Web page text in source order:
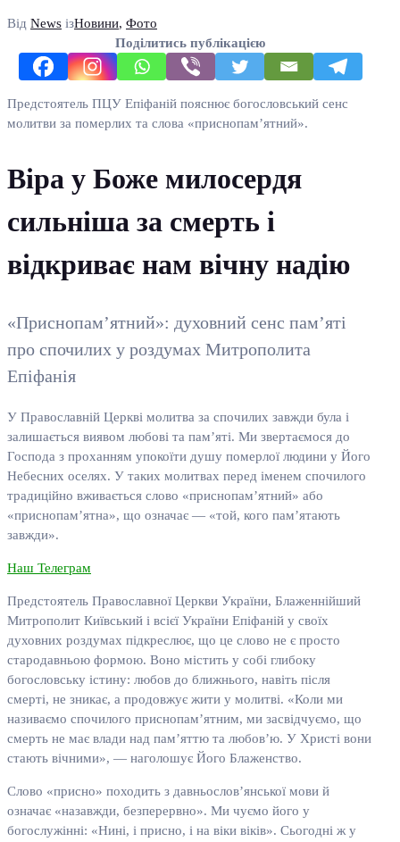
Від News ізНовини, Фото
Поділитись публікацією
Предстоятель ПЦУ Епіфаній пояснює богословський сенс
молитви за померлих та слова «приснопам’ятний».
Віра у Боже милосердя
сильніша за смерть і
відкриває нам вічну надію
«Приснопам’ятний»: духовний сенс пам’яті
про спочилих у роздумах Митрополита
Епіфанія
У Православній Церкві молитва за спочилих завжди була і
залишається виявом любові та пам’яті. Ми звертаємося до
Господа з проханням упокоїти душу померлої людини у Його
Небесних оселях. У таких молитвах перед іменем спочилого
традиційно вживається слово «приснопам’ятний» або
«приснопам’ятна», що означає — «той, кого пам’ятають
завжди».
Наш Телеграм
Предстоятель Православної Церкви України, Блаженнійший
Митрополит Київський і всієї України Епіфаній у своїх
духовних роздумах підкреслює, що це слово не є просто
стародавньою формою. Воно містить у собі глибоку
богословську істину: любов до ближнього, навіть після
смерті, не зникає, а продовжує жити у молитві. «Коли ми
називаємо спочилого приснопам’ятним, ми засвідчуємо, що
смерть не має влади над пам’яттю та любов’ю. У Христі вони
стають вічними», — наголошує Його Блаженство.
Слово «присно» походить з давньослов’янської мови й
означає «назавжди, безперервно». Ми чуємо його у
богослужінні: «Нині, і присно, і на віки віків». Сьогодні ж у